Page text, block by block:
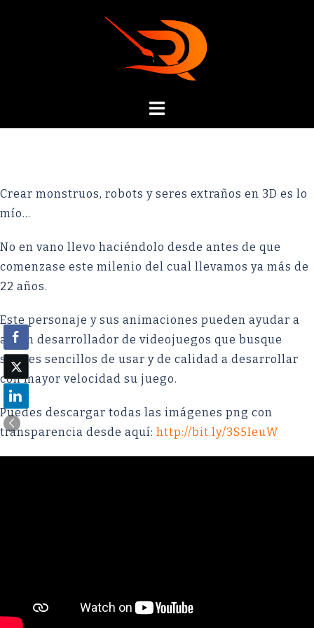
Crear monstruos, robots y seres extraños en 3D es lo
mío…
No en vano llevo haciéndolo desde antes de que
comenzase este milenio del cual llevamos ya más de
22 años.
Este personaje y sus animaciones pueden ayudar a
algún desarrollador de videojuegos que busque
sprites sencillos de usar y de calidad a desarrollar
con mayor velocidad su juego.
Puedes descargar todas las imágenes png con
transparencia desde aquí: http://bit.ly/3S5IeuW